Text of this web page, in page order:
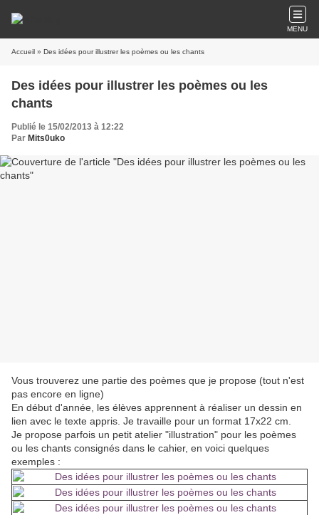
MENU
Accueil » Des idées pour illustrer les poèmes ou les chants
Des idées pour illustrer les poèmes ou les
chants
Publié le 15/02/2013 à 12:22
Par Mits0uko
Vous trouverez une partie des poèmes que je propose (tout n'est
pas encore en ligne)
En début d'année, les élèves apprennent à réaliser un dessin en
lien avec le texte appris. Je travaille pour un format 17x22 cm.
Je propose parfois un petit atelier "illustration" pour les poèmes
ou les chants consignés dans le cahier, en voici quelques
exemples :